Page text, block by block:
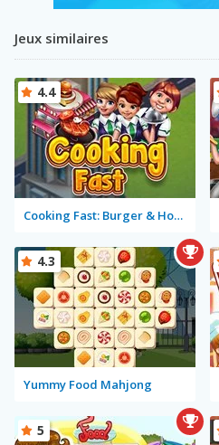
Jeux similaires
Cooking Fast: Burger & Hotdog
4.4
Yummy Food Mahjong
4.3
5